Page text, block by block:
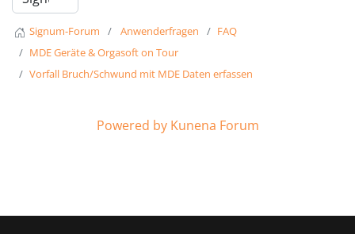
Signum-Forum Anwenderfragen
FAQ
MDE Geräte & Orgasoft on Tour
Vorfall Bruch/Schwund mit MDE Daten erfassen
Powered by Kunena Forum